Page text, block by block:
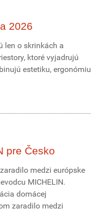
2026
len o skrinkách a
ktoré vyjadrujú
estetiku, ergonómiu
pre Česko
medzi európske
MICHELIN.
domácej
zaradilo medzi